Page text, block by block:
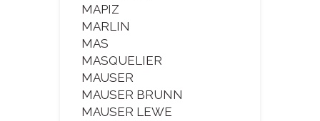
MAPIZ
MARLIN
MAS
MASQUELIER
MAUSER
MAUSER BRUNN
MAUSER LEWE